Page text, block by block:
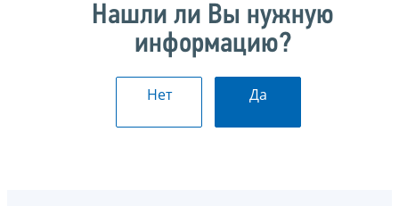
Нашли ли Вы нужную
информацию?
Нет Да